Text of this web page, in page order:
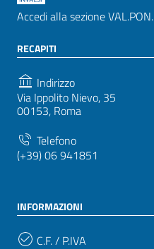
Accedi alla sezione VAL.PON.
RECAPITI
Indirizzo
Via Ippolito Nievo, 35
00153, Roma
Telefono
(+39) 06 941851
INFORMAZIONI
C.F. / P.IVA